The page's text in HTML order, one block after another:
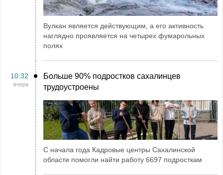
Вулкан является действующим, а его активность
наглядно проявляется на четырех фумарольных
полях
10:32
вчера
Больше 90% подростков сахалинцев
трудоустроены
С начала года Кадровые центры Сахалинской
области помогли найти работу 6697 подросткам